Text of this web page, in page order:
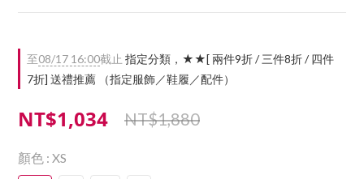
至08/17 16:00截止 指定分類，★★[ 兩件9折 / 三件8折 / 四件
7折] 送禮推薦 （指定服飾／鞋履／配件）
NT$1,034 NT$1,880
顏色 : XS